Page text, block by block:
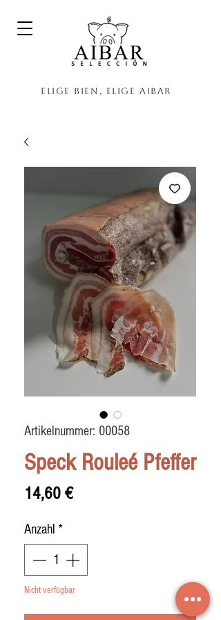
Elige bien, elige Aibar
Artikelnummer: 00058
Speck Rouleé Pfeffer
14,60 €Preis
Anzahl *
Nicht verfügbar